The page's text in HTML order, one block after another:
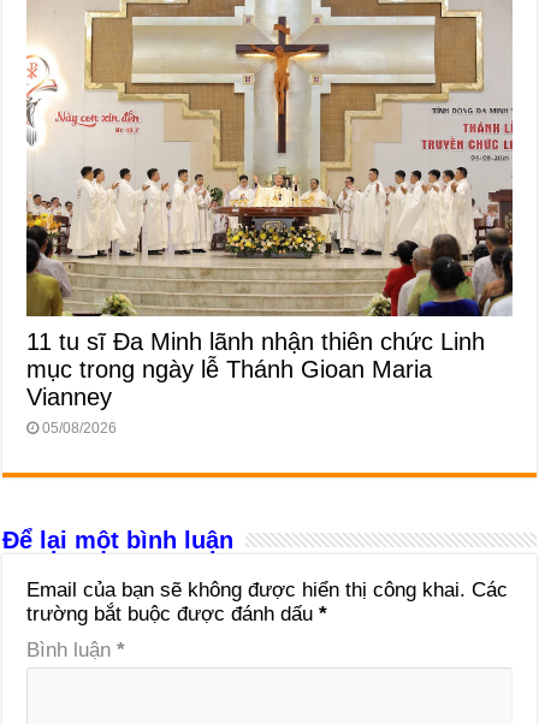
11 tu sĩ Đa Minh lãnh nhận thiên chức Linh
mục trong ngày lễ Thánh Gioan Maria
Vianney
05/08/2026
Để lại một bình luận
Email của bạn sẽ không được hiển thị công khai. Các
trường bắt buộc được đánh dấu*
Bình luận*